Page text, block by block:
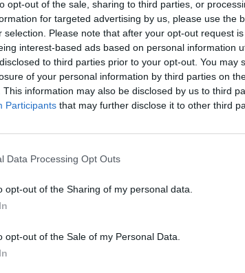
opt-out of the sale, sharing to third parties, or
for targeted advertising by us, please use the
selection. Please note that after your opt-out request
interest-based ads based on personal information
to third parties prior to your opt-out. You may
of your personal information by third parties on
This information may also be disclosed by us to third
Participants that may further disclose it to other third
Data Processing Opt Outs
opt-out of the Sharing of my personal data.
opt-out of the Sale of my Personal Data.